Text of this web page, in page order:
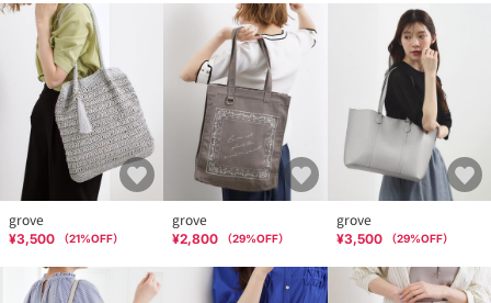
grove
¥3,500 （21%OFF）
grove
¥2,800 （29%OFF）
grove
¥3,500 （29%OFF）